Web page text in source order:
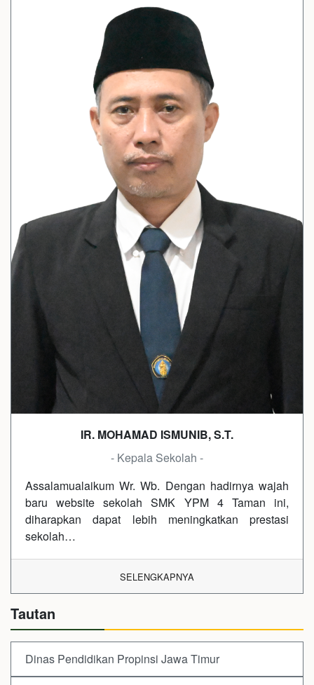
IR. MOHAMAD ISMUNIB, S.T.
- Kepala Sekolah -
Assalamualaikum Wr. Wb. Dengan hadirnya wajah
baru website sekolah SMK YPM 4 Taman ini,
diharapkan dapat lebih meningkatkan prestasi
sekolah…
SELENGKAPNYA
Tautan
Dinas Pendidikan Propinsi Jawa Timur